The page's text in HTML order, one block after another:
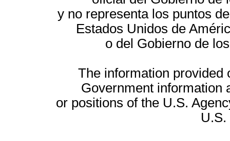
y no representa los puntos
Estados Unidos de
o del Gobierno de
The information provided
Government information
or positions of the U.S.